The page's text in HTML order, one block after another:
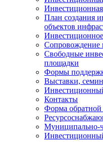
Инвестиционная
План создания
объектов
Инвестиционное
Сопровождение
Свободные
площадки
Формы
Выставки,
Контакты
Форма обратной
Муниципально-